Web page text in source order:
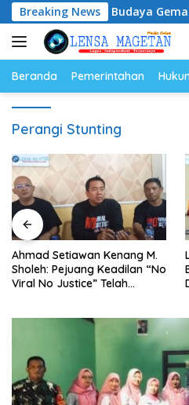
Langsung
ke
konten
Breaking News
Perkuat Budaya Gemar Makan
Beranda Pemerintahan
Perangi Stunting
Ahmad Setiawan Kenang M.
Sholeh: Pejuang Keadilan “No
Viral No Justice” Telah